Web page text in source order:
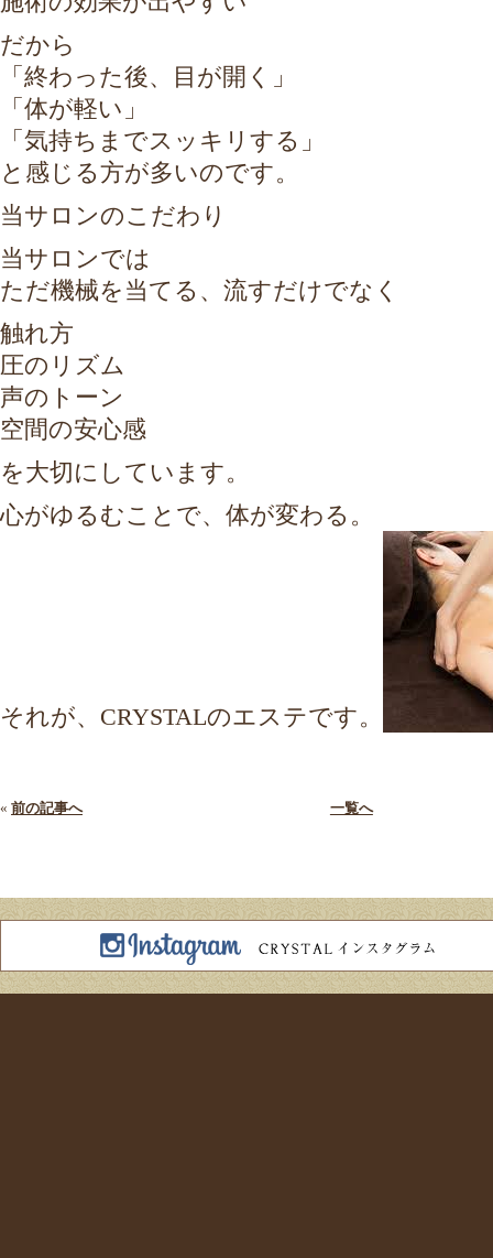
だから
「終わった後、目が開く」
「体が軽い」
「気持ちまでスッキリする」
と感じる方が多いのです。
当サロンのこだわり
当サロンでは
ただ機械を当てる、流すだけでなく
触れ方
圧のリズム
声のトーン
空間の安心感
を大切にしています。
心がゆるむことで、体が変わる。
それが、CRYSTALのエステです。
« 前の記事へ 一覧へ